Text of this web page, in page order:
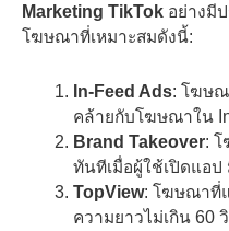
Marketing TikTok อย่างมี
โฆษณาที่เหมาะสมดังนี้:
In-Feed Ads: โฆษณ
คล้ายกับโฆษณาใน
Brand Takeover: โ
ทันทีเมื่อผู้ใช้เปิดแอป
TopView: โฆษณาที่
ความยาวไม่เกิน 60